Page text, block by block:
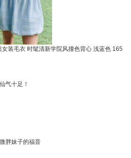
装毛衣 时髦清新学院风撞色背心 浅蓝色 165
气十足！
胖妹子的福音